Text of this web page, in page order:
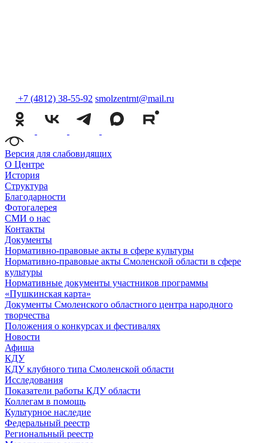
+7 (4812) 38-55-92 smolzentrnt@mail.ru
Версия для слабовидящих
О Центре
История
Структура
Благодарности
Фотогалерея
СМИ о нас
Контакты
Документы
Нормативно-правовые акты в сфере культуры
Нормативно-правовые акты Смоленской области в сфере
культуры
Нормативные документы участников программы
«Пушкинская карта»
Документы Смоленского областного центра народного
творчества
Положения о конкурсах и фестивалях
Новости
Афиша
КДУ
КДУ клубного типа Смоленской области
Исследования
Показатели работы КДУ области
Коллегам в помощь
Культурное наследие
Федеральный реестр
Региональный реестр